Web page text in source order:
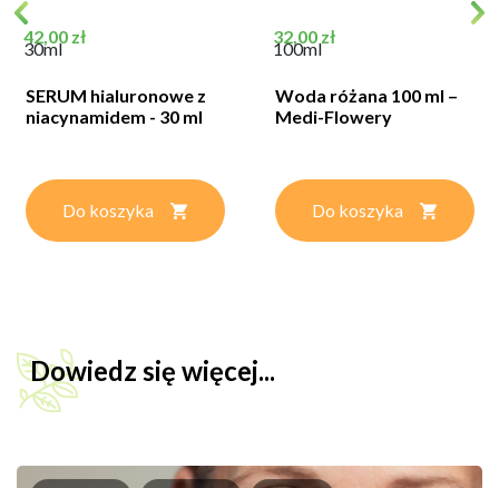
Cena
42,00 zł
30ml
SERUM hialuronowe z
niacynamidem - 30 ml
Do koszyka
Cena
32,00 zł
100ml
Woda różana 100 ml –
Medi-Flowery
Do koszyka
Dowiedz się więcej...